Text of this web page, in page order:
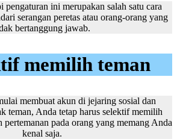
pengaturan ini merupakan salah satu cara
serangan peretas atau orang-orang yang
bertanggung jawab.
memilih teman
membuat akun di jejaring sosial dan
teman, Anda tetap harus selektif memilih
pada orang yang memang Anda
kenal saja.